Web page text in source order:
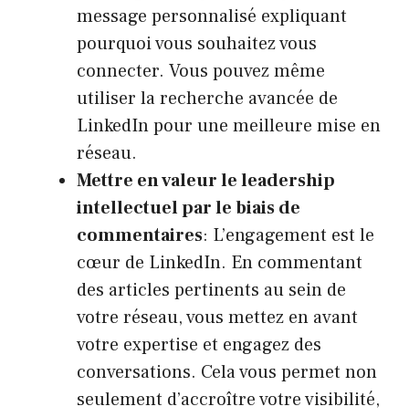
message personnalisé expliquant
pourquoi vous souhaitez vous
connecter. Vous pouvez même
utiliser la recherche avancée de
LinkedIn pour une meilleure mise en
réseau.
Mettre en valeur le leadership
intellectuel par le biais de
commentaires: L’engagement est le
cœur de LinkedIn. En commentant
des articles pertinents au sein de
votre réseau, vous mettez en avant
votre expertise et engagez des
conversations. Cela vous permet non
seulement d’accroître votre visibilité,